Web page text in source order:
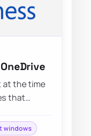
at the time
that
windows